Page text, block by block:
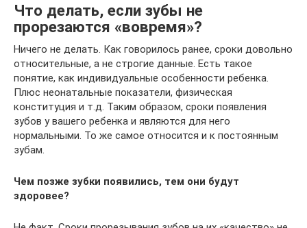
Что делать, если зубы не
прорезаются «вовремя»?
Ничего не делать. Как говорилось ранее, сроки довольно
относительные, а не строгие данные. Есть такое
понятие, как индивидуальные особенности ребенка.
Плюс неонатальные показатели, физическая
конституция и т.д. Таким образом, сроки появления
зубов у вашего ребенка и являются для него
нормальными. То же самое относится и к постоянным
зубам.
Чем позже зубки появились, тем они будут
здоровее?